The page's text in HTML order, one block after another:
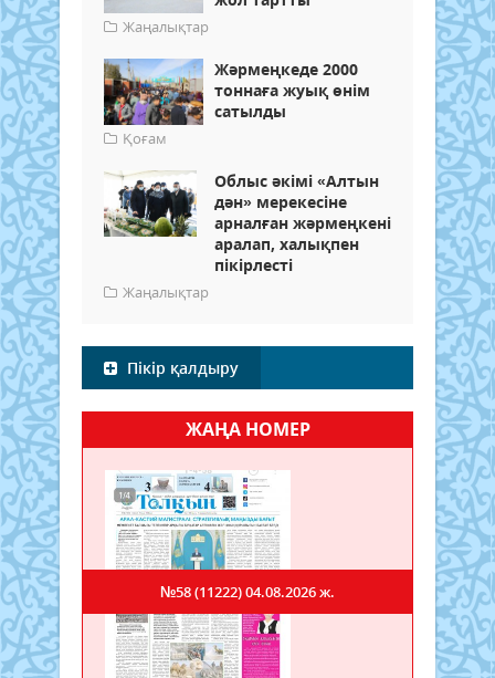
Жаңалықтар
Жәрмеңкеде 2000
тоннаға жуық өнім
сатылды
Қоғам
Облыс әкімі «Алтын
дән» мерекесіне
арналған жәрмеңкені
аралап, халықпен
пікірлесті
Жаңалықтар
Пікір қалдыру
ЖАҢА НОМЕР
№58 (11222)04.08.2026 ж.